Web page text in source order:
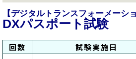
【デジタルトランスフォーメーシ
DXパスポート試験
回数 試験実施日